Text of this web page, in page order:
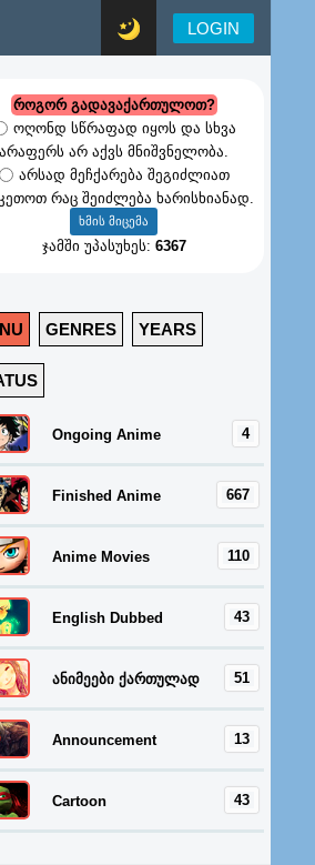
LOGIN
როგორ გადავაქართულოთ?
ოღონდ სწრაფად იყოს და სხვა
არაფერს არ აქვს მნიშვნელობა.
არსად მეჩქარება შეგიძლიათ
რაც შეიძლება ხარისხიანად.
ჯამში უპასუხეს: 6367
GENRES YEARS
4
Ongoing Anime
667
Finished Anime
110
Anime Movies
43
English Dubbed
51
ანიმეები ქართულად
13
Announcement
43
Cartoon